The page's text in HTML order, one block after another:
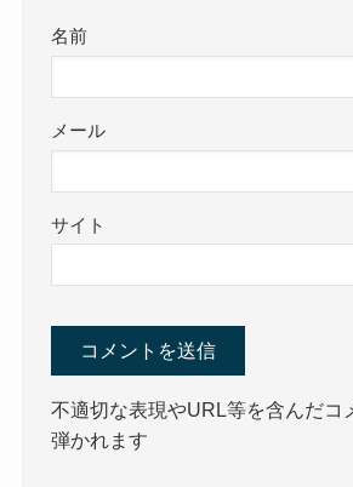
名前
メール
サイト
不適切な表現やURL等を含んだコ
弾かれます